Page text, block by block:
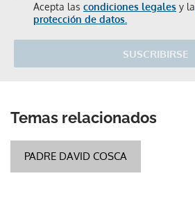
Acepta las condiciones legales y la
protección de datos.
SUSCRIBIRSE
Temas relacionados
PADRE DAVID COSCA